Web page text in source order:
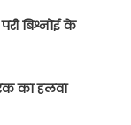
बिश्नोई के
का हलवा